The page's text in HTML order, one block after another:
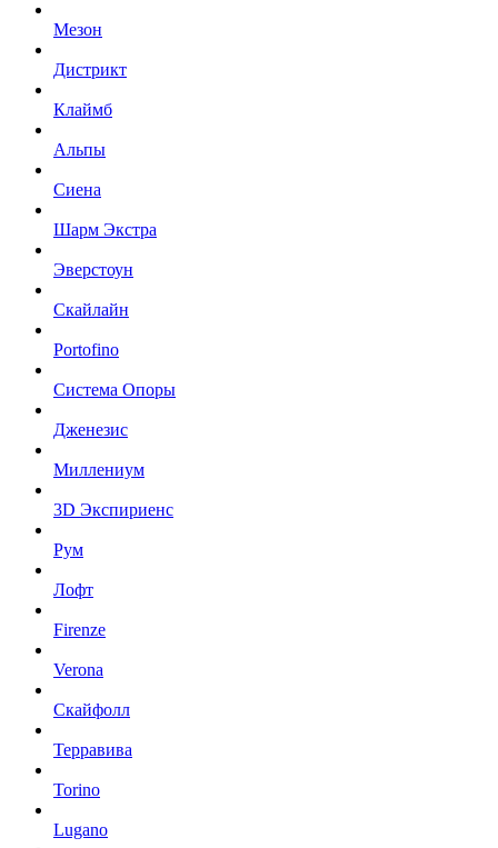
Мезон
Дистрикт
Клаймб
Альпы
Сиена
Шарм Экстра
Эверстоун
Скайлайн
Portofino
Система Опоры
Дженезис
Миллениум
3D Экспириенс
Рум
Лофт
Firenze
Verona
Скайфолл
Терравива
Torino
Lugano